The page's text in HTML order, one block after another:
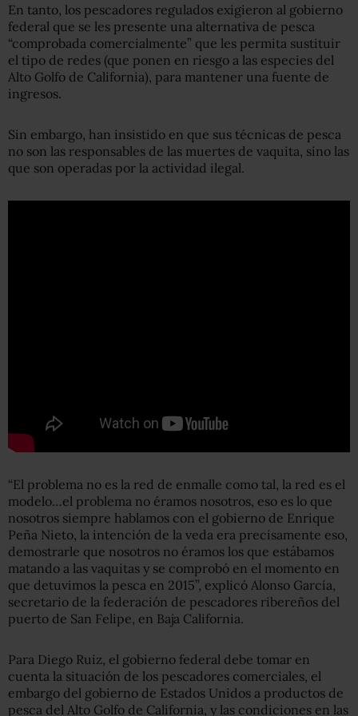
En tanto, los pescadores regulados exigieron al gobierno
federal que se les presente una alternativa de pesca
“comprobada comercialmente” que les permita sustituir
el tipo de redes (que ponen en riesgo a las especies del
Alto Golfo de California), para mantener una fuente de
ingresos.
Sin embargo, han insistido en que sus técnicas de pesca
no son las responsables de las muertes de vaquita, sino las
que son operadas por la actividad ilegal.
“El problema no es la red de enmalle como tal, la red es el
modelo…el problema no éramos nosotros, eso es lo que
nosotros siempre hablamos con el gobierno de Enrique
Peña Nieto, la intención de la veda era precisamente eso,
demostrarle que nosotros no éramos los que estábamos
matando a las vaquitas y se comprobó en el momento en
que detuvimos la pesca en 2015”, explicó Alonso García,
secretario de la federación de pescadores ribereños del
puerto de San Felipe, en Baja California.
Para Diego Ruiz, el gobierno federal debe tomar en
cuenta la situación de los pescadores comerciales, el
embargo del gobierno de Estados Unidos a productos de
pesca del Alto Golfo de California, y las condiciones en las